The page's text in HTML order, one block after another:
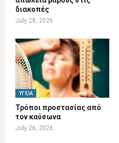
διακοπές
July 28, 2026
ΥΓΕΊΑ
Τρόποι προστασίας από
τον καύσωνα
July 26, 2026